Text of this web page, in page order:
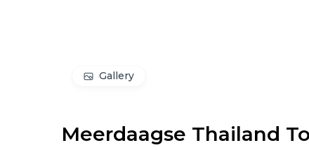
Gallery
Meerdaagse Thailand